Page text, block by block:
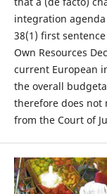
integration
38(1) first
Own Resources
current European
the overall
therefore does
from the Court of